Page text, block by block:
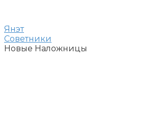
Янэт
Советники
Новые Наложницы